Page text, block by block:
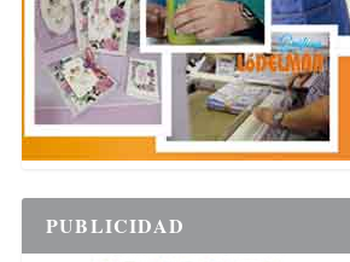
PUBLICIDAD